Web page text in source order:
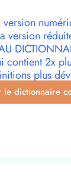
version
contient 2x
plus
le dictionnaire